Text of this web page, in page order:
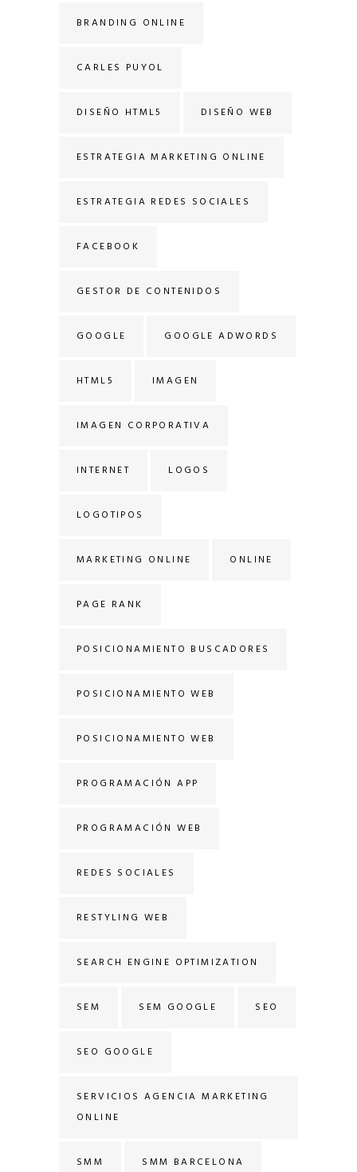
BRANDING ONLINE
CARLES PUYOL
DISEÑO HTML5 DISEÑO WEB
ESTRATEGIA MARKETING ONLINE
ESTRATEGIA REDES SOCIALES
FACEBOOK
GESTOR DE CONTENIDOS
GOOGLE GOOGLE ADWORDS
HTML5 IMAGEN
IMAGEN CORPORATIVA
INTERNET LOGOS
LOGOTIPOS
MARKETING ONLINE ONLINE
PAGE RANK
POSICIONAMIENTO BUSCADORES
POSICIONAMIENTO WEB
POSICIONAMIENTO WEB
PROGRAMACIÓN APP
PROGRAMACIÓN WEB
REDES SOCIALES
RESTYLING WEB
SEARCH ENGINE OPTIMIZATION
SEM SEM GOOGLE SEO
SEO GOOGLE
SERVICIOS AGENCIA MARKETING
ONLINE
SMM SMM BARCELONA